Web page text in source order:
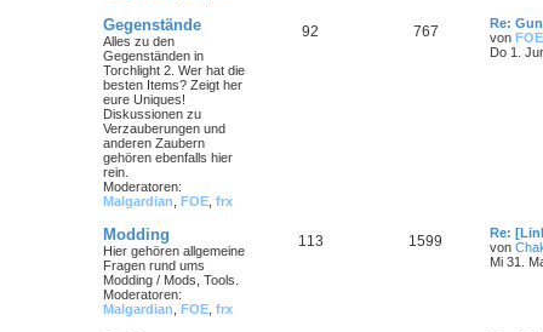
Gegenstände
Alles zu den
Gegenständen in
Torchlight 2. Wer hat die
besten Items? Zeigt her
eure Uniques!
Diskussionen zu
Verzauberungen und
anderen Zaubern
gehören ebenfalls hier
rein.
Moderatoren:
Malgardian FOE frx
92 767
Re:
von FOE
Do 1.
Modding
Hier gehören allgemeine
Fragen rund ums
Modding / Mods, Tools.
Moderatoren:
Malgardian FOE frx
113 1599
Re:
von
Mi 31.